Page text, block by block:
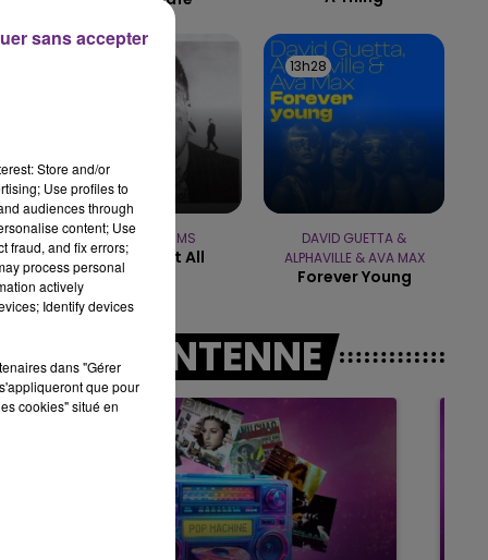
19h00 - 19h15
LA POP MACHINE - CHAMPAGNE FM
TEDDY SWIMS
Mr Know It All
13h28
13h28
DAVID GUETTA &
ALPHAVILLE & AVA MAX
Forever Young
A L'ANTENNE
Store and/or
Use profiles to
audiences through
content; Use
fraud, and fix errors;
process personal
actively
Identify devices
dans "Gérer
que pour
cookies" situé en
sans accepter